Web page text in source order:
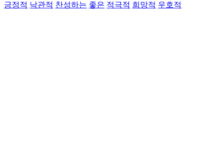
긍정적 낙관적 찬성하는 좋은 적극적 희망적 우호적